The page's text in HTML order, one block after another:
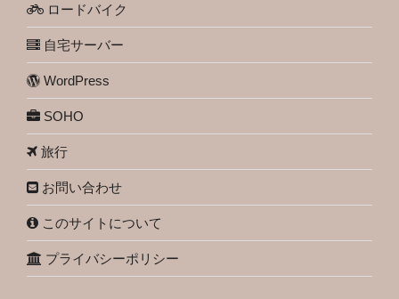
ロードバイク
自宅サーバー
WordPress
SOHO
旅行
お問い合わせ
このサイトについて
プライバシーポリシー